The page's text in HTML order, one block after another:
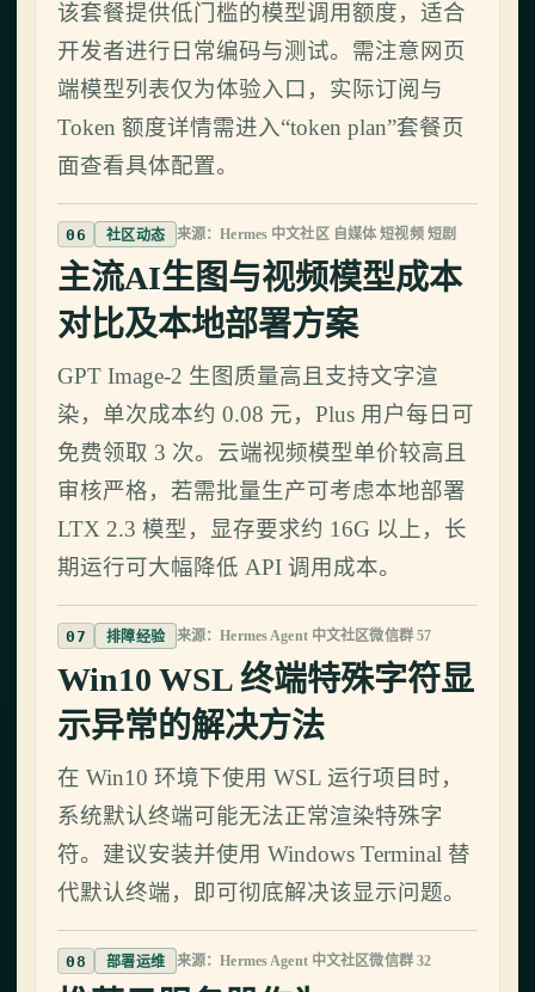
该套餐提供低门槛的模型调用额度，适合
开发者进行日常编码与测试。需注意网页
端模型列表仅为体验入口，实际订阅与
Token 额度详情需进入“token plan”套餐页
面查看具体配置。
06 社区动态 来源：Hermes 中文社区 自媒体 短视频 短剧
主流AI生图与视频模型成本
对比及本地部署方案
GPT Image-2 生图质量高且支持文字渲
染，单次成本约 0.08 元，Plus 用户每日可
免费领取 3 次。云端视频模型单价较高且
审核严格，若需批量生产可考虑本地部署
LTX 2.3 模型，显存要求约 16G 以上，长
期运行可大幅降低 API 调用成本。
07 排障经验 来源：Hermes Agent 中文社区微信群 57
Win10 WSL 终端特殊字符显
示异常的解决方法
在 Win10 环境下使用 WSL 运行项目时，
系统默认终端可能无法正常渲染特殊字
符。建议安装并使用 Windows Terminal 替
代默认终端，即可彻底解决该显示问题。
08 部署运维 来源：Hermes Agent 中文社区微信群 32